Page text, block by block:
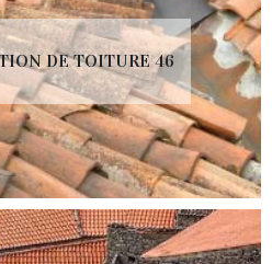
DE TOITURE 46